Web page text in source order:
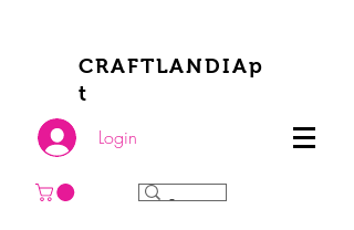
CRAFTLANDIAp
t
Login